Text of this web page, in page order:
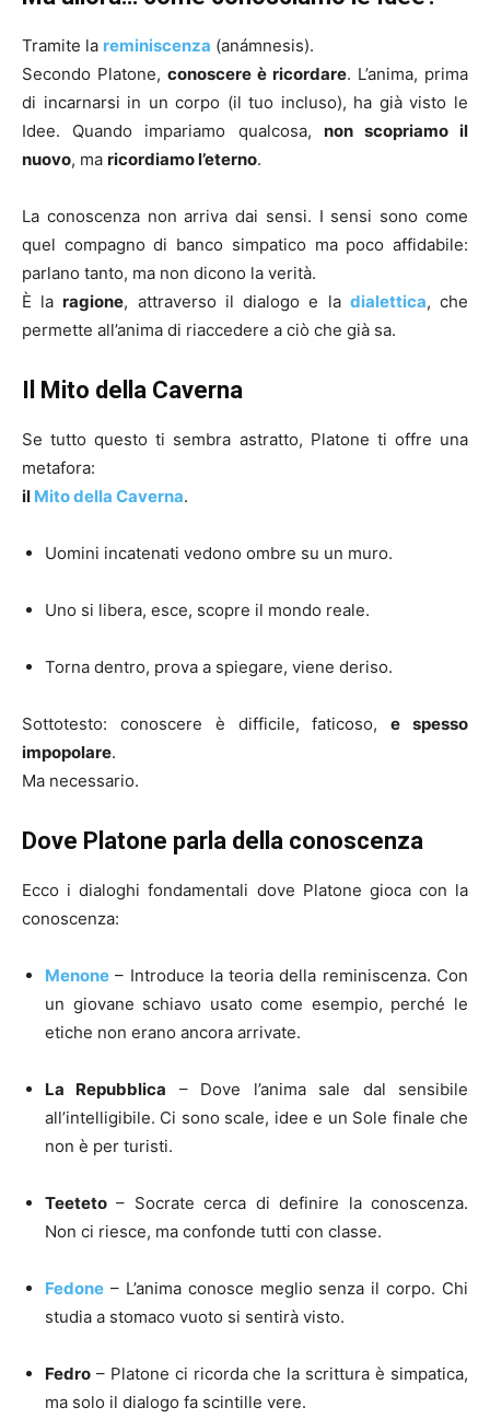
Tramite la reminiscenza (anámnesis).
Secondo Platone, conoscere è ricordare. L’anima, prima
di incarnarsi in un corpo (il tuo incluso), ha già visto le
Idee. Quando impariamo qualcosa, non scopriamo il
nuovo, ma ricordiamo l’eterno.
La conoscenza non arriva dai sensi. I sensi sono come
quel compagno di banco simpatico ma poco affidabile:
parlano tanto, ma non dicono la verità.
È laragione, attraverso il dialogo e la dialettica, che
permette all’anima di riaccedere a ciò che già sa.
Il Mito della Caverna
Se tutto questo ti sembra astratto, Platone ti offre una
metafora:
il Mito della Caverna.
Uomini incatenati vedono ombre su un muro.
Uno si libera, esce, scopre il mondo reale.
Torna dentro, prova a spiegare, viene deriso.
Sottotesto: conoscere è difficile, faticoso,e spesso
impopolare.
Ma necessario.
Dove Platone parla della conoscenza
Ecco i dialoghi fondamentali dove Platone gioca con la
conoscenza:
Menone – Introduce la teoria della reminiscenza. Con
un giovane schiavo usato come esempio, perché le
etiche non erano ancora arrivate.
La Repubblica – Dove l’anima sale dal sensibile
all’intelligibile. Ci sono scale, idee e un Sole finale che
non è per turisti.
Teeteto – Socrate cerca di definire la conoscenza.
Non ci riesce, ma confonde tutti con classe.
Fedone – L’anima conosce meglio senza il corpo. Chi
studia a stomaco vuoto si sentirà visto.
Fedro – Platone ci ricorda che la scrittura è simpatica,
ma solo il dialogo fa scintille vere.